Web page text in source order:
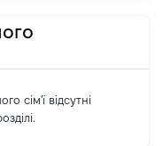
сім'ї відсутні